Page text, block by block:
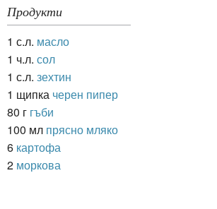
Продукти
1 с.л. масло
1 ч.л. сол
1 с.л. зехтин
1 щипка черен пипер
80 г гъби
100 мл прясно мляко
6 картофа
2 моркова